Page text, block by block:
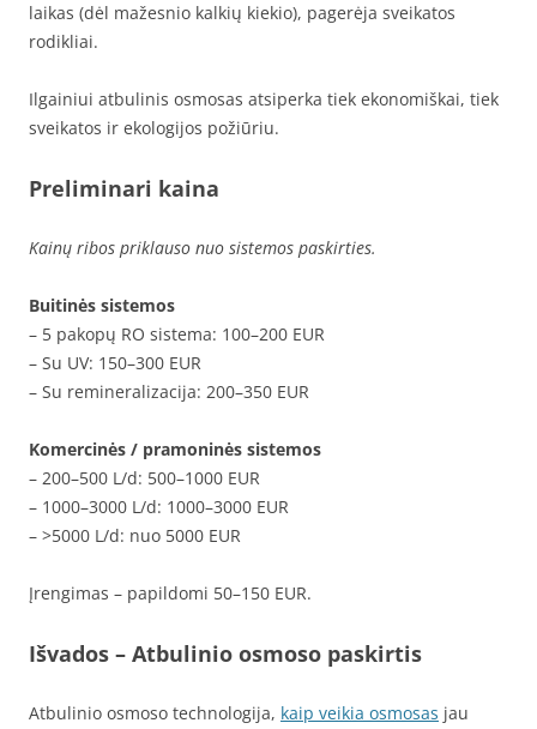
laikas (dėl mažesnio kalkių kiekio), pagerėja sveikatos
rodikliai.
Ilgainiui atbulinis osmosas atsiperka tiek ekonomiškai, tiek
sveikatos ir ekologijos požiūriu.
Preliminari kaina
Kainų ribos priklauso nuo sistemos paskirties.
Buitinės sistemos
– 5 pakopų RO sistema: 100–200 EUR
– Su UV: 150–300 EUR
– Su remineralizacija: 200–350 EUR
Komercinės / pramoninės sistemos
– 200–500 L/d: 500–1000 EUR
– 1000–3000 L/d: 1000–3000 EUR
– >5000 L/d: nuo 5000 EUR
Įrengimas – papildomi 50–150 EUR.
Išvados – Atbulinio osmoso paskirtis
Atbulinio osmoso technologija, kaip veikia osmosas jau